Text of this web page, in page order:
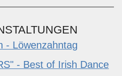
- Löwenzahntag
- Best of Irish Dance